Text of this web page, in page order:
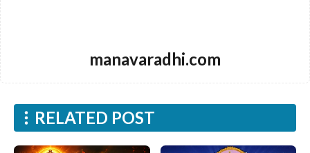
manavaradhi.com
RELATED POST